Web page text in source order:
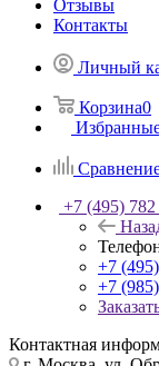
Отзывы
Контакты
Личный
Корзина0
+7 (495)
+7
+7
Контактная